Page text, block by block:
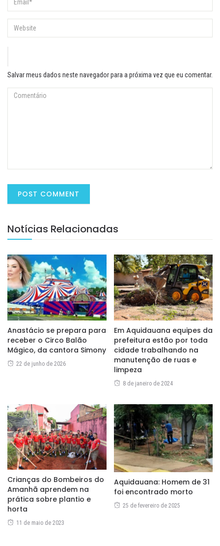
Salvar meus dados neste navegador para a próxima vez que eu comentar.
Notícias Relacionadas
Anastácio se prepara para
receber o Circo Balão
Mágico, da cantora Simony
22 de junho de 2026
Em Aquidauana equipes da
prefeitura estão por toda
cidade trabalhando na
manutenção de ruas e
limpeza
8 de janeiro de 2024
Crianças do Bombeiros do
Amanhã aprendem na
prática sobre plantio e
horta
11 de maio de 2023
Aquidauana: Homem de 31
foi encontrado morto
25 de fevereiro de 2025